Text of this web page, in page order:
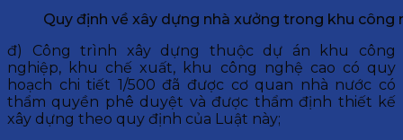
Quy định về xây dựng nhà xưởng trong khu công
đ) Công trình xây dựng thuộc dự án khu công
nghiệp, khu chế xuất, khu công nghệ cao có quy
hoạch chi tiết 1/500 đã được cơ quan nhà nước có
thẩm quyền phê duyệt và được thẩm định thiết kế
xây dựng theo quy định của Luật này;